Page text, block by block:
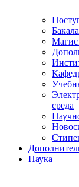
среда
Наука